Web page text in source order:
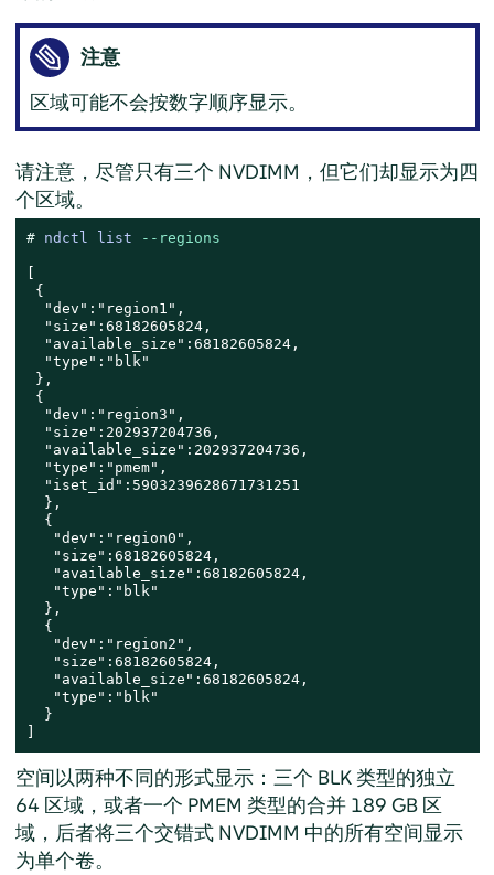
注意
区域可能不会按数字顺序显示。
请注意，尽管只有三个 NVDIMM，但它们却显示为四
个区域。
# ndctl list --regions
{
  "dev":"region1",
  "size":68182605824,
  "available_size":68182605824,
  "type":"blk"
},
{
  "dev":"region3",
  "size":202937204736,
  "available_size":202937204736,
  "type":"pmem",
  "iset_id":5903239628671731251
  },
  {
   "dev":"region0",
   "size":68182605824,
   "available_size":68182605824,
   "type":"blk"
  },
  {
   "dev":"region2",
   "size":68182605824,
   "available_size":68182605824,
   "type":"blk"
  }
空间以两种不同的形式显示：三个 BLK 类型的独立
64 区域，或者一个 PMEM 类型的合并 189 GB 区
域，后者将三个交错式 NVDIMM 中的所有空间显示
为单个卷。